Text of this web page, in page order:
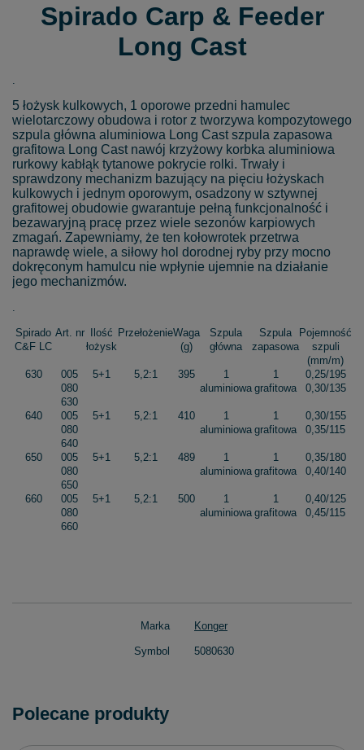
Spirado Carp & Feeder
Long Cast
5 łożysk kulkowych, 1 oporowe przedni hamulec
wielotarczowy obudowa i rotor z tworzywa kompozytowego
szpula główna aluminiowa Long Cast szpula zapasowa
grafitowa Long Cast nawój krzyżowy korbka aluminiowa
rurkowy kabłąk tytanowe pokrycie rolki. Trwały i
sprawdzony mechanizm bazujący na pięciu łożyskach
kulkowych i jednym oporowym, osadzony w sztywnej
grafitowej obudowie gwarantuje pełną funkcjonalność i
bezawaryjną pracę przez wiele sezonów karpiowych
zmagań. Zapewniamy, że ten kołowrotek przetrwa
naprawdę wiele, a siłowy hol dorodnej ryby przy mocno
dokręconym hamulcu nie wpłynie ujemnie na działanie
jego mechanizmów.
Spirado
C&F LC
Art. nr Ilość
łożysk
PrzełożenieWaga
(g)
Szpula
główna
Szpula
zapasowa
Pojemność
szpuli
(mm/m)
630
005
080
630
5+1 5,2:1 395
1
aluminiowa
1
grafitowa
0,25/195
0,30/135
640
005
080
640
5+1 5,2:1 410
1
aluminiowa
1
grafitowa
0,30/155
0,35/115
650
005
080
650
5+1 5,2:1 489
1
aluminiowa
1
grafitowa
0,35/180
0,40/140
660
005
080
660
5+1 5,2:1 500
1
aluminiowa
1
grafitowa
0,40/125
0,45/115
Marka Konger
Symbol 5080630
Polecane produkty